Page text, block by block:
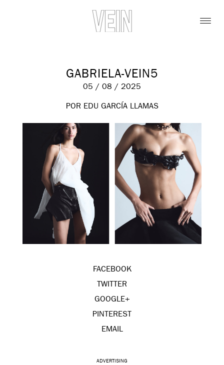
GABRIELA-VEIN5
05 / 08 / 2025
POR EDU GARCÍA LLAMAS
FACEBOOK
TWITTER
GOOGLE+
PINTEREST
EMAIL
ADVERTISING